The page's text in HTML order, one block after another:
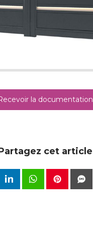
la documentation
cet article